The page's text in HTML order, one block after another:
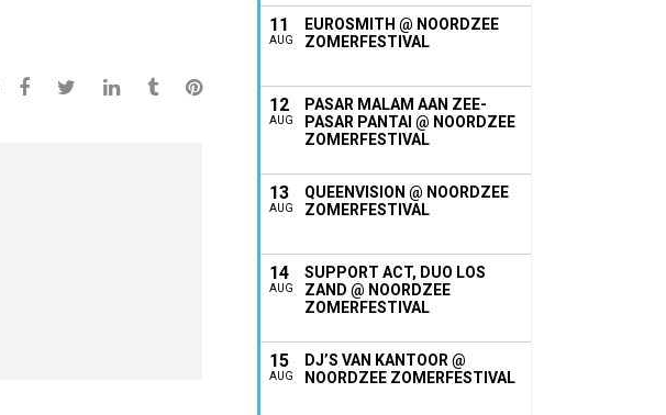
11
AUG
EUROSMITH @ NOORDZEE
ZOMERFESTIVAL
12
AUG
PASAR MALAM AAN ZEE-
PASAR PANTAI @ NOORDZEE
ZOMERFESTIVAL
13
AUG
QUEENVISION @ NOORDZEE
ZOMERFESTIVAL
14
AUG
SUPPORT ACT, DUO LOS
ZAND @ NOORDZEE
ZOMERFESTIVAL
15
AUG
DJ’S VAN KANTOOR @
NOORDZEE ZOMERFESTIVAL